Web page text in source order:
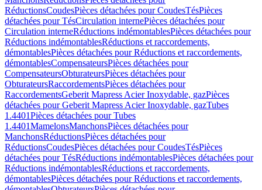
RéductionsCoudesPièces détachées pour CoudesTésPièces
détachées pour TésCirculation internePièces détachées pour
Circulation interneRéductions indémontablesPièces détachées pour
Réductions indémontablesRéductions et raccordements,
démontablesPièces détachées pour Réductions et raccordements,
démontablesCompensateursPièces détachées pour
CompensateursObturateursPièces détachées pour
ObturateursRaccordementsPièces détachées pour
RaccordementsGeberit Mapress Acier Inoxydable, gazPièces
détachées pour Geberit Mapress Acier Inoxydable, gazTubes
1.4401Pièces détachées pour Tubes
1.4401MamelonsManchonsPièces détachées pour
ManchonsRéductionsPièces détachées pour
RéductionsCoudesPièces détachées pour CoudesTésPièces
détachées pour TésRéductions indémontablesPièces détachées pour
Réductions indémontablesRéductions et raccordements,
démontablesPièces détachées pour Réductions et raccordements,